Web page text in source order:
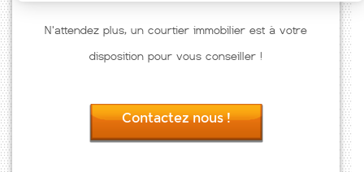
N'attendez plus, un courtier immobilier est à votre
disposition pour vous conseiller !
Contactez nous !